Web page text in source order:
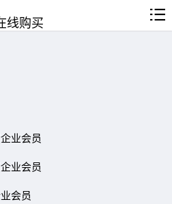
线购买
业会员
业会员
会员